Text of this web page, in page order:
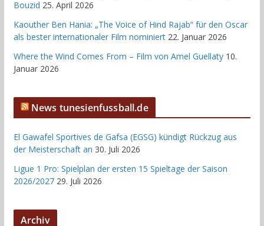
Bouzid 25. April 2026
Kaouther Ben Hania: „The Voice of Hind Rajab“ für den Oscar
als bester internationaler Film nominiert 22. Januar 2026
Where the Wind Comes From – Film von Amel Guellaty 10.
Januar 2026
News tunesienfussball.de
El Gawafel Sportives de Gafsa (EGSG) kündigt Rückzug aus
der Meisterschaft an 30. Juli 2026
Ligue 1 Pro: Spielplan der ersten 15 Spieltage der Saison
2026/2027 29. Juli 2026
Archiv